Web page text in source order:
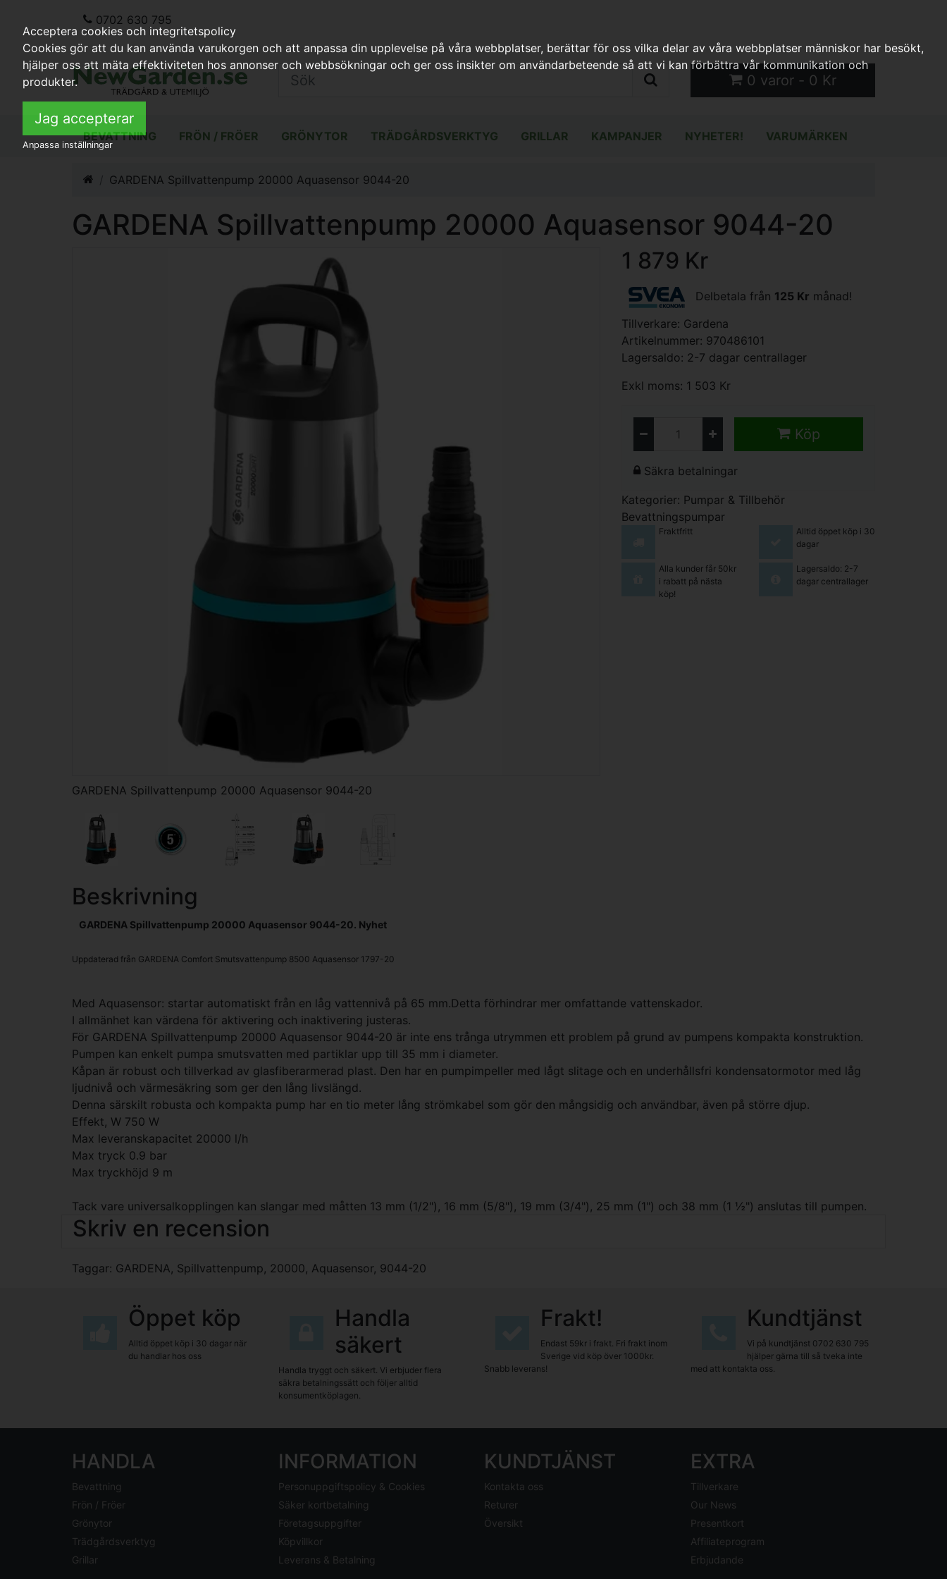
0702 630 795
0 varor - 0 Kr
BEVATTNING FRÖN / FRÖER GRÖNYTOR TRÄDGÅRDSVERKTYG GRILLAR KAMPANJER NYHETER! VARUMÄRKEN
GARDENA Spillvattenpump 20000 Aquasensor 9044-20
GARDENA Spillvattenpump 20000 Aquasensor 9044-20
GARDENA Spillvattenpump 20000 Aquasensor 9044-20
1 879 Kr
Delbetala från 125 Kr månad!
Tillverkare: Gardena
Artikelnummer: 970486101
Lagersaldo: 2-7 dagar centrallager
Exkl moms: 1 503 Kr
Köp
Säkra betalningar
Kategorier: Pumpar & Tillbehör
Bevattningspumpar
Fraktfritt
Alltid öppet köp i 30
dagar
Alla kunder får 50kr
i rabatt på nästa
köp!
Lagersaldo: 2-7
dagar centrallager
Beskrivning
GARDENA Spillvattenpump 20000 Aquasensor 9044-20. Nyhet
Uppdaterad från GARDENA Comfort Smutsvattenpump 8500 Aquasensor 1797-20
Med Aquasensor: startar automatiskt från en låg vattennivå på 65 mm.Detta förhindrar mer omfattande vattenskador.
I allmänhet kan värdena för aktivering och inaktivering justeras.
För GARDENA Spillvattenpump 20000 Aquasensor 9044-20 är inte ens trånga utrymmen ett problem på grund av pumpens kompakta konstruktion.
Pumpen kan enkelt pumpa smutsvatten med partiklar upp till 35 mm i diameter.
Kåpan är robust och tillverkad av glasfiberarmerad plast. Den har en pumpimpeller med lågt slitage och en underhållsfri kondensatormotor med låg
ljudnivå och värmesäkring som ger den lång livslängd.
Denna särskilt robusta och kompakta pump har en tio meter lång strömkabel som gör den mångsidig och användbar, även på större djup.
Effekt, W 750 W
Max leveranskapacitet 20000 l/h
Max tryck 0.9 bar
Max tryckhöjd 9 m
Tack vare universalkopplingen kan slangar med måtten 13 mm (1/2"), 16 mm (5/8"), 19 mm (3/4"), 25 mm (1") och 38 mm (1 ½") anslutas till pumpen.
Skriv en recension
Taggar: GARDENA, Spillvattenpump, 20000, Aquasensor, 9044-20
Öppet köp
Alltid öppet köp i 30 dagar när
du handlar hos oss
Handla
säkert
Handla tryggt och säkert. Vi erbjuder flera
säkra betalningssätt och följer alltid
konsumentköplagen.
Frakt!
Endast 59kr i frakt. Fri frakt inom
Sverige vid köp över 1000kr.
Snabb leverans!
Kundtjänst
Vi på kundtjänst 0702 630 795
hjälper gärna till så tveka inte
med att kontakta oss.
HANDLA
Bevattning
Frön / Fröer
Grönytor
Trädgårdsverktyg
Grillar
INFORMATION
Personuppgiftspolicy & Cookies
Säker kortbetalning
Företagsuppgifter
Köpvillkor
Leverans & Betalning
KUNDTJÄNST
Kontakta oss
Returer
Översikt
EXTRA
Tillverkare
Our News
Presentkort
Affiliateprogram
Erbjudande
Acceptera cookies och integritetspolicy
Cookies gör att du kan använda varukorgen och att anpassa din upplevelse på våra webbplatser, berättar för oss vilka delar av våra webbplatser människor har besökt,
hjälper oss att mäta effektiviteten hos annonser och webbsökningar och ger oss insikter om användarbeteende så att vi kan förbättra vår kommunikation och
produkter.
Jag accepterar
Anpassa inställningar